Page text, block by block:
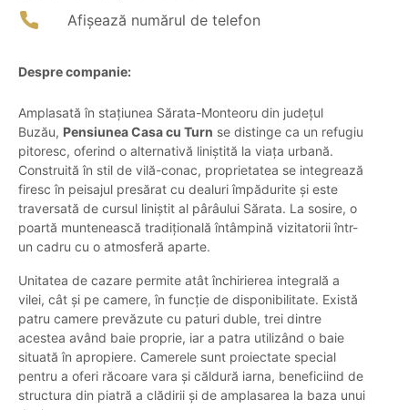
Afișează numărul de telefon
Despre companie:
Amplasată în stațiunea Sărata-Monteoru din județul
Buzău, Pensiunea Casa cu Turn se distinge ca un refugiu
pitoresc, oferind o alternativă liniștită la viața urbană.
Construită în stil de vilă-conac, proprietatea se integrează
firesc în peisajul presărat cu dealuri împădurite și este
traversată de cursul liniștit al pârâului Sărata. La sosire, o
poartă muntenească tradițională întâmpină vizitatorii într-
un cadru cu o atmosferă aparte.
Unitatea de cazare permite atât închirierea integrală a
vilei, cât și pe camere, în funcție de disponibilitate. Există
patru camere prevăzute cu paturi duble, trei dintre
acestea având baie proprie, iar a patra utilizând o baie
situată în apropiere. Camerele sunt proiectate special
pentru a oferi răcoare vara și căldură iarna, beneficiind de
structura din piatră a clădirii și de amplasarea la baza unui